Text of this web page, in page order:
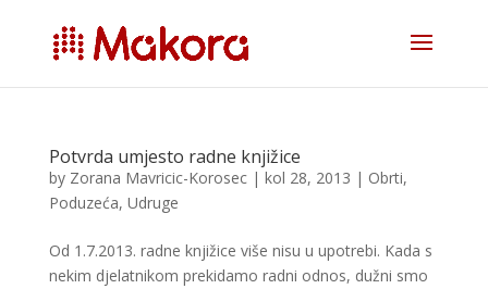
Potvrda umjesto radne knjižice
by Zorana Mavricic-Korosec| kol 28, 2013 | Obrti,
Poduzeća, Udruge
Od 1.7.2013. radne knjižice više nisu u upotrebi. Kada s
nekim djelatnikom prekidamo radni odnos, dužni smo